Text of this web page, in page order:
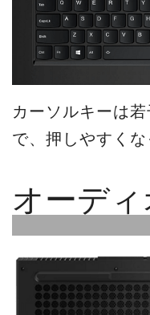
カーソルキーは
で、押しやすくな
オーディ